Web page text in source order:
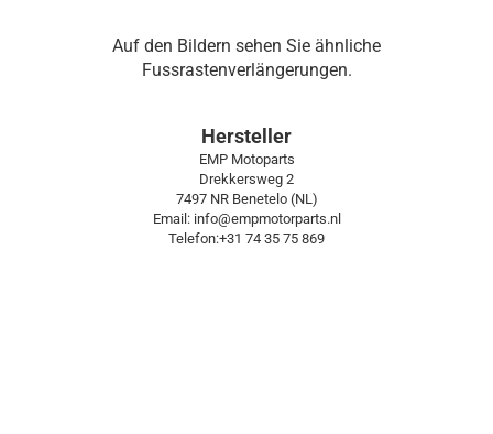
Auf den Bildern sehen Sie ähnliche
Fussrastenverlängerungen.
Hersteller
EMP Motoparts
Drekkersweg 2
7497 NR Benetelo (NL)
Email: info@empmotorparts.nl
Telefon:+31 74 35 75 869